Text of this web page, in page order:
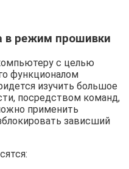
в режим прошивки
с целью
функционалом
изучить большое
посредством команд,
применить
зависший